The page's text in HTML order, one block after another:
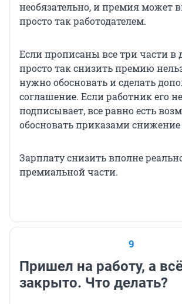
необязательно, и премия может
просто так работодателем.
Если прописаны все три части в
просто так снизить премию
нужно обосновать и сделать
соглашение. Если работник его не
подписывает, все равно есть
обосновать приказами
Зарплату снизить вполне
премиальной части.
9
Пришел на работу, а
закрыто. Что делать?